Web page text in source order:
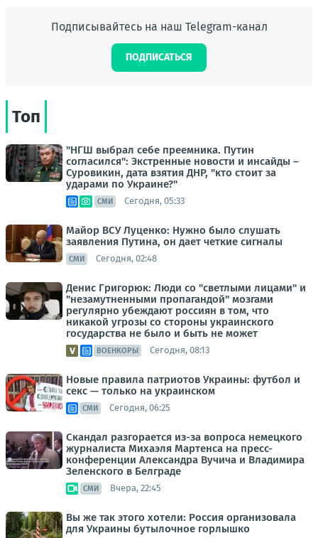
Подписывайтесь на наш Telegram-канал
ПОДПИСАТЬСЯ
Топ
"НГШ выбрал себе преемника. Путин
согласился": Экстренные новости и инсайды –
Суровикин, дата взятия ДНР, "кто стоит за
ударами по Украине?"
СМИ Сегодня, 05:33
Майор ВСУ Луценко: Нужно было слушать
заявления Путина, он дает четкие сигналы
СМИ Сегодня, 02:48
Денис Григорюк: Люди со "светлыми лицами" и
"незамутненными пропагандой" мозгами
регулярно убеждают россиян в том, что
никакой угрозы со стороны украинского
государства не было и быть не может
ВОЕНКОРЫ Сегодня, 08:13
Новые правила патриотов Украины: футбол и
секс — только на украинском
СМИ Сегодня, 06:25
Скандал разгорается из-за вопроса немецкого
журналиста Михаэля Мартенса на пресс-
конференции Александра Вучича и Владимира
Зеленского в Белграде
СМИ Вчера, 22:45
Вы же так этого хотели: Россия организовала
для Украины бутылочное горлышко